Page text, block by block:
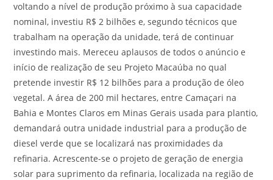
voltando a nível de produção próximo à sua capacidade
nominal, investiu R$ 2 bilhões e, segundo técnicos que
trabalham na operação da unidade, terá de continuar
investindo mais. Mereceu aplausos de todos o anúncio e
início de realização de seu Projeto Macaúba no qual
pretende investir R$ 12 bilhões para a produção de óleo
vegetal. A área de 200 mil hectares, entre Camaçari na
Bahia e Montes Claros em Minas Gerais usada para plantio,
demandará outra unidade industrial para a produção de
diesel verde que se localizará nas proximidades da
refinaria. Acrescente-se o projeto de geração de energia
solar para suprimento da refinaria, localizada na região de